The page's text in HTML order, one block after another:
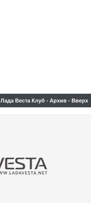
Лада Веста Клуб - Архив - Вверх